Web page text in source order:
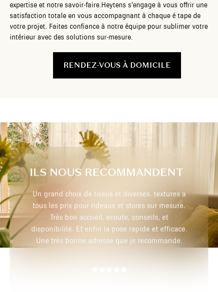
expertise et notre savoir-faire.Heytens s’engage à vous offrir une
satisfaction totale en vous accompagnant à chaque é tape de
votre projet. Faites confiance à notre équipe pour sublimer votre
intérieur avec des solutions sur-mesure.
RENDEZ-VOUS À DOMICILE
ILS NOUS RECOMMANDENT
a
et
Très professionnel, je recommande
29 juillet 2026